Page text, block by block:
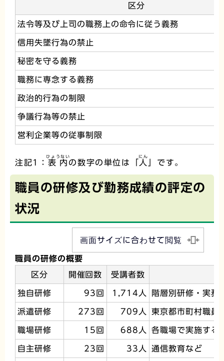
区分
法令等及び上司の職務上の命令に従う義務
信用失墜行為の禁止
秘密を守る義務
職務に専念する義務
政治的行為の制限
争議行為等の禁止
営利企業等の従事制限
注記1： 表内
ひょうない
の数字の単位は「 人
にん
」です。
職員の研修及び勤務成績の評定の
状況
画面サイズに合わせて閲覧
職員の研修の概要
区分
開催回数 受講者数
独自研修 93回 1,714人 階層別研修・実務
派遣研修 273回 709人 東京都市町村職員
職場研修 15回 688人 各職場で実施する
自主研修 23回 33人 通信教育など